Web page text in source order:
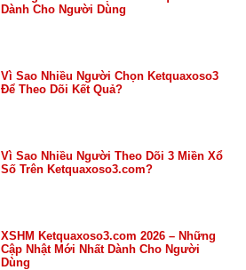
Dành Cho Người Dùng
Vì Sao Nhiều Người Chọn Ketquaxoso3
Để Theo Dõi Kết Quả?
Vì Sao Nhiều Người Theo Dõi 3 Miền Xổ
Số Trên Ketquaxoso3.com?
XSHM Ketquaxoso3.com 2026 – Những
Cập Nhật Mới Nhất Dành Cho Người
Dùng